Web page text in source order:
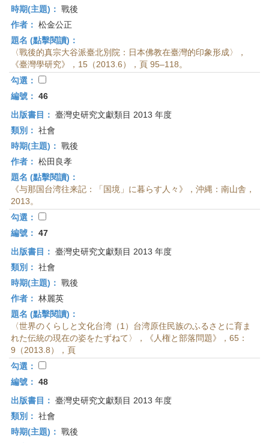
時期(主題)： 戰後
作者： 松金公正
題名 (點擊閱讀)：
〈戰後的真宗大谷派臺北別院：日本佛教在臺灣的印象形成〉，
《臺灣學研究》，15（2013.6），頁 95–118。
勾選：
編號： 46
出版書目： 臺灣史研究文獻類目 2013 年度
類別： 社會
時期(主題)： 戰後
作者： 松田良孝
題名 (點擊閱讀)：
《与那国台湾往来記：「国境」に暮らす人々》，沖縄：南山舎，
2013。
勾選：
編號： 47
出版書目： 臺灣史研究文獻類目 2013 年度
類別： 社會
時期(主題)： 戰後
作者： 林麗英
題名 (點擊閱讀)：
〈世界のくらしと文化台湾（1）台湾原住民族のふるさとに育ま
れた伝統の現在の姿をたずねて〉，《人権と部落問題》，65：
9（2013.8），頁
勾選：
編號： 48
出版書目： 臺灣史研究文獻類目 2013 年度
類別： 社會
時期(主題)： 戰後